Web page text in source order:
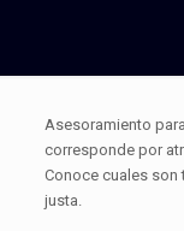
Asesoramiento
corresponde por
Conoce cuales son
justa.